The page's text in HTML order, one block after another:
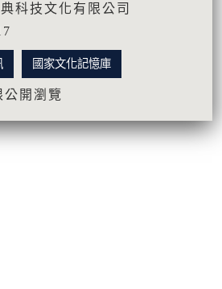
科技文化有限公司
國家文化記憶庫
開瀏覽